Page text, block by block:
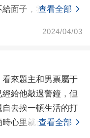
面子，我和我老公
查看全部
2024/04/03
來題主和男票屬于
給他敲過警鐘，但
去挨一頓生活的打
心里就已經在心里
查看全部